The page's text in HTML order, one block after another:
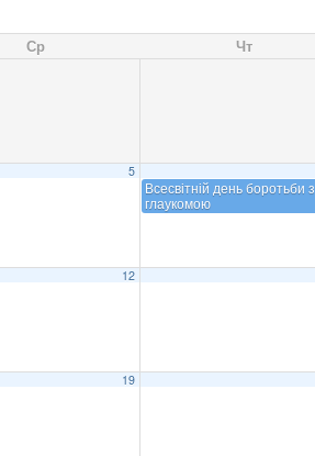
Ср Чт
5
Всесвітній день боротьби з
глаукомою
12
19